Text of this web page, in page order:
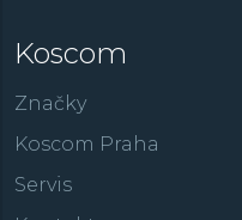
Koscom
Značky
Koscom Praha
Servis